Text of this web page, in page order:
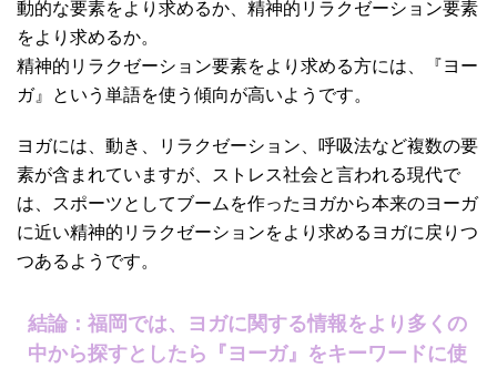
動的な要素をより求めるか、精神的リラクゼーション要素
をより求めるか。
精神的リラクゼーション要素をより求める方には、『ヨー
ガ』という単語を使う傾向が高いようです。
ヨガには、動き、リラクゼーション、呼吸法など複数の要
素が含まれていますが、ストレス社会と言われる現代で
は、スポーツとしてブームを作ったヨガから本来のヨーガ
に近い精神的リラクゼーションをより求めるヨガに戻りつ
つあるようです。
結論：福岡では、ヨガに関する情報をより多くの
中から探すとしたら『ヨーガ』をキーワードに使